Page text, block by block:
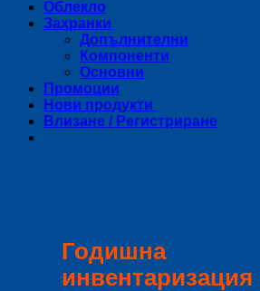
Облекло
Захранки
Допълнителни
Компоненти
Основни
Промоции
Нови продукти
Влизане / Регистриране
Годишна
инвентаризация